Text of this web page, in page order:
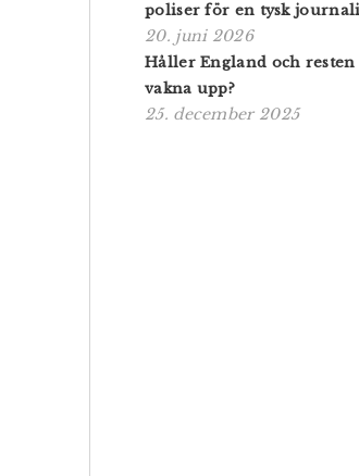
poliser för en tysk
20. juni 2026
Håller England och resten
vakna upp?
25. december 2025